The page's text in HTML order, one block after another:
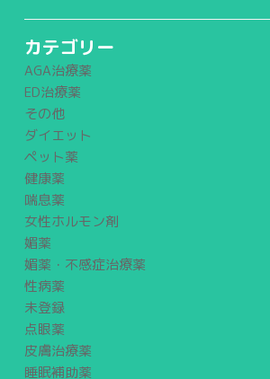
カテゴリー
AGA治療薬
ED治療薬
その他
ダイエット
ペット薬
健康薬
喘息薬
女性ホルモン剤
媚薬
媚薬・不感症治療薬
性病薬
未登録
点眼薬
皮膚治療薬
睡眠補助薬